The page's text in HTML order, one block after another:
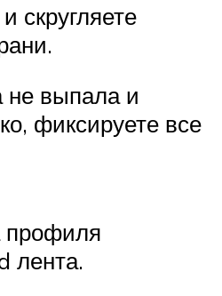
скругляете
не выпала и
фиксируете все
профиля
лента.